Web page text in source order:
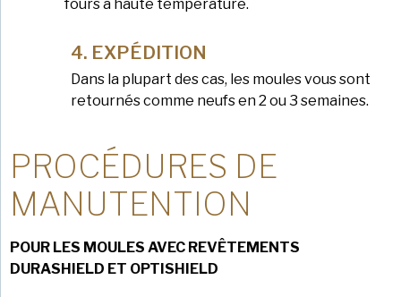
fours à haute température.
EXPÉDITION
Dans la plupart des cas, les moules vous sont
retournés comme neufs en 2 ou 3 semaines.
PROCÉDURES DE
MANUTENTION
POUR LES MOULES AVEC REVÊTEMENTS
DURASHIELD ET OPTISHIELD